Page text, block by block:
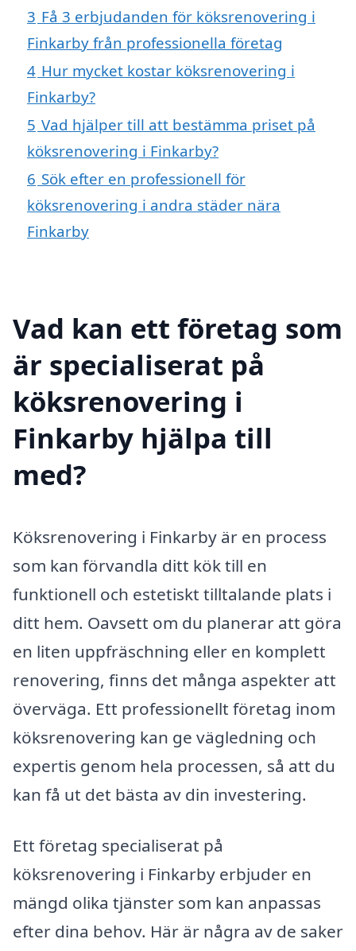
3 Få 3 erbjudanden för köksrenovering i
Finkarby från professionella företag
4 Hur mycket kostar köksrenovering i
Finkarby?
5 Vad hjälper till att bestämma priset på
köksrenovering i Finkarby?
6 Sök efter en professionell för
köksrenovering i andra städer nära
Finkarby
Vad kan ett företag som
är specialiserat på
köksrenovering i
Finkarby hjälpa till
med?
Köksrenovering i Finkarby är en process
som kan förvandla ditt kök till en
funktionell och estetiskt tilltalande plats i
ditt hem. Oavsett om du planerar att göra
en liten uppfräschning eller en komplett
renovering, finns det många aspekter att
överväga. Ett professionellt företag inom
köksrenovering kan ge vägledning och
expertis genom hela processen, så att du
kan få ut det bästa av din investering.
Ett företag specialiserat på
köksrenovering i Finkarby erbjuder en
mängd olika tjänster som kan anpassas
efter dina behov. Här är några av de saker